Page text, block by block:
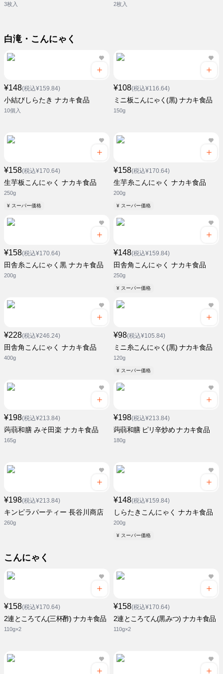
3枚入 2枚入
白滝・こんにゃく
¥148(税込¥159.84)
小結びしらたき ナカキ食品
10個入
¥108(税込¥116.64)
ミニ板こんにゃく(黒) ナカキ食品
150g
¥158(税込¥170.64)
生芋板こんにゃく ナカキ食品
250g
¥ スーパー価格
¥158(税込¥170.64)
生芋糸こんにゃく ナカキ食品
200g
¥ スーパー価格
¥158(税込¥170.64)
田舎糸こんにゃく黒 ナカキ食品
200g
¥148(税込¥159.84)
田舎角こんにゃく ナカキ食品
250g
¥ スーパー価格
¥228(税込¥246.24)
田舎角こんにゃく ナカキ食品
400g
¥98(税込¥105.84)
ミニ糸こんにゃく(黒) ナカキ食品
120g
¥ スーパー価格
¥198(税込¥213.84)
蒟蒻和膳 みそ田楽 ナカキ食品
165g
¥198(税込¥213.84)
蒟蒻和膳 ピリ辛炒め ナカキ食品
180g
¥198(税込¥213.84)
キンピラパーティー 長谷川商店
260g
¥148(税込¥159.84)
しらたきこんにゃく ナカキ食品
200g
¥ スーパー価格
こんにゃく
¥158(税込¥170.64)
2連ところてん(三杯酢) ナカキ食品
110g×2
¥158(税込¥170.64)
2連ところてん(黒みつ) ナカキ食品
110g×2